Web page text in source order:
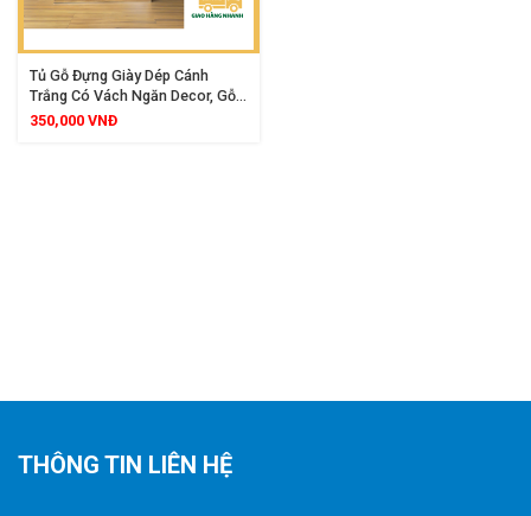
Tủ Gỗ Đựng Giày Dép Cánh
Trắng Có Vách Ngăn Decor, Gỗ
MDF Phủ Melamine, Thiết Kế
350,000 VNĐ
THÔNG TIN LIÊN HỆ